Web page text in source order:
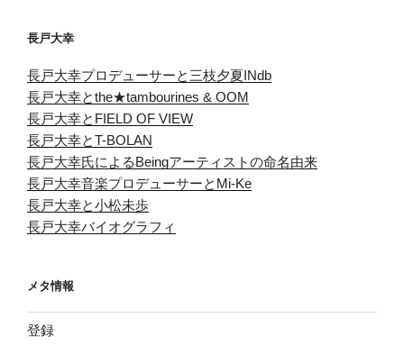
長戸大幸
長戸大幸プロデューサーと三枝夕夏INdb
長戸大幸とthe★tambourines & OOM
長戸大幸とFIELD OF VIEW
長戸大幸とT-BOLAN
長戸大幸氏によるBeingアーティストの命名由来
長戸大幸音楽プロデューサーとMi-Ke
長戸大幸と小松未歩
長戸大幸バイオグラフィ
メタ情報
登録